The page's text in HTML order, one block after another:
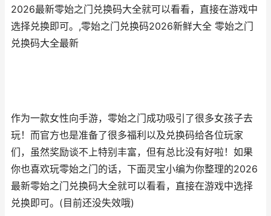
2026最新零始之门兑换码大全就可以看看，直接在游戏中
选择兑换即可。,零始之门兑换码2026新鲜大全 零始之门
兑换码大全最新
作为一款女性向手游，零始之门成功吸引了很多女孩子去
玩！而官方也是准备了很多福利以及兑换码给各位玩家
们，虽然奖励谈不上特别丰富，但有总比没有好啦！如果
你也喜欢玩零始之门的话，下面灵宝小编为你整理的2026
最新零始之门兑换码大全就可以看看，直接在游戏中选择
兑换即可。(目前还没失效哦)